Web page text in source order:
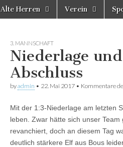
Alte Herren Verein
3. MANNSCHAFT
Niederlage
Abschluss
byadmin • 22. Mai 2017 • Kommentare
Mit der 1:3-Niederlage am letzten
leben. Zwar hätte sich unser
revanchiert, doch an diesem Tag
deutlich stärkere Elf aus Bous